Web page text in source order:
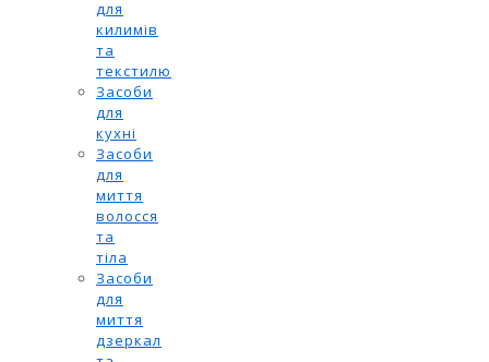
для
килимів
та
текстилю
Засоби
для
кухні
Засоби
для
миття
волосся
та
тіла
Засоби
для
миття
дзеркал